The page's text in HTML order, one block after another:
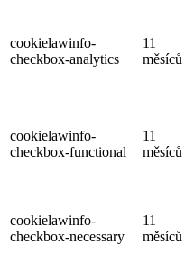
cookielawinfo-
checkbox-analytics
11
měsíců
cookielawinfo-
checkbox-functional
11
měsíců
cookielawinfo-
checkbox-necessary
11
měsíců